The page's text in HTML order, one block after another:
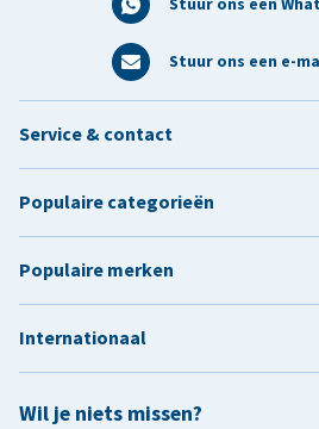
Stuur ons een e-
Wil je niets missen?
Service & contact
Populaire categorieën
Populaire merken
Internationaal